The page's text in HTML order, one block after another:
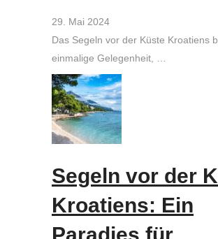
29. Mai 2024
Das Segeln vor der Küste Kroatiens
einmalige Gelegenheit, …
Segeln vor der
Kroatiens: Ein